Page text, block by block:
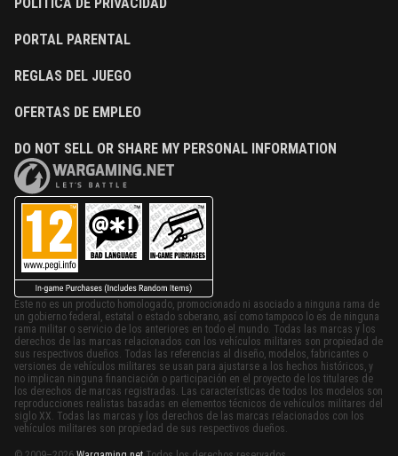
PORTAL PARENTAL
REGLAS DEL JUEGO
OFERTAS DE EMPLEO
DO NOT SELL OR SHARE MY PERSONAL INFORMATION
Este no es un producto homologado, promocionado ni asociado a ninguna rama de
un gobierno federal, estatal o estado soberano, así como tampoco lo es de ninguna
rama militar o servicio de los anteriores en todo el mundo. Todas las marcas y los
derechos de las marcas relacionados con los vehículos militares son propiedad de
sus respectivos dueños. Todas las referencias al diseño, modelos, fabricantes o
versiones de vehículos militares se usan para ajustarse a los hechos históricos, y
no implican ninguna financiación o participación en el proyecto de los titulares de
los derechos de marcas registradas. Las características de todos los modelos son
reproducciones realistas basadas en elementos técnicos de vehículos militares del
siglo XX. Todas las marcas y los derechos de las marcas relacionados con los
vehículos militares son propiedad de sus respectivos dueños.